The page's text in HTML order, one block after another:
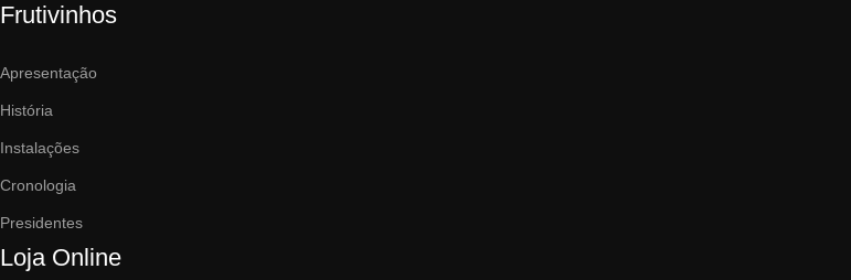
Frutivinhos
Apresentação
História
Instalações
Cronologia
Presidentes
Loja Online